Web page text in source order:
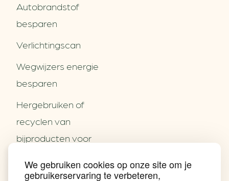
We gebruiken cookies op onze site om je
gebruikerservaring te verbeteren,
Partners
Contact
Nieuws
Praktijkverhalen
Autobrandstof
besparen
Verlichtingscan
Wegwijzers energie
besparen
Hergebruiken of
recyclen van
bijproducten voor
Energie besparen op